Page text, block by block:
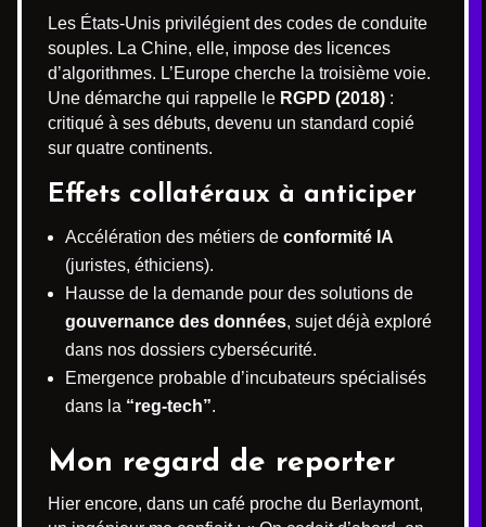
Les États-Unis privilégient des codes de conduite
souples. La Chine, elle, impose des licences
d’algorithmes. L’Europe cherche la troisième voie.
Une démarche qui rappelle le RGPD (2018) :
critiqué à ses débuts, devenu un standard copié
sur quatre continents.
Effets collatéraux à anticiper
Accélération des métiers de conformité IA
(juristes, éthiciens).
Hausse de la demande pour des solutions de
gouvernance des données, sujet déjà exploré
dans nos dossiers cybersécurité.
Emergence probable d’incubateurs spécialisés
dans la “reg-tech”.
Mon regard de reporter
Hier encore, dans un café proche du Berlaymont,